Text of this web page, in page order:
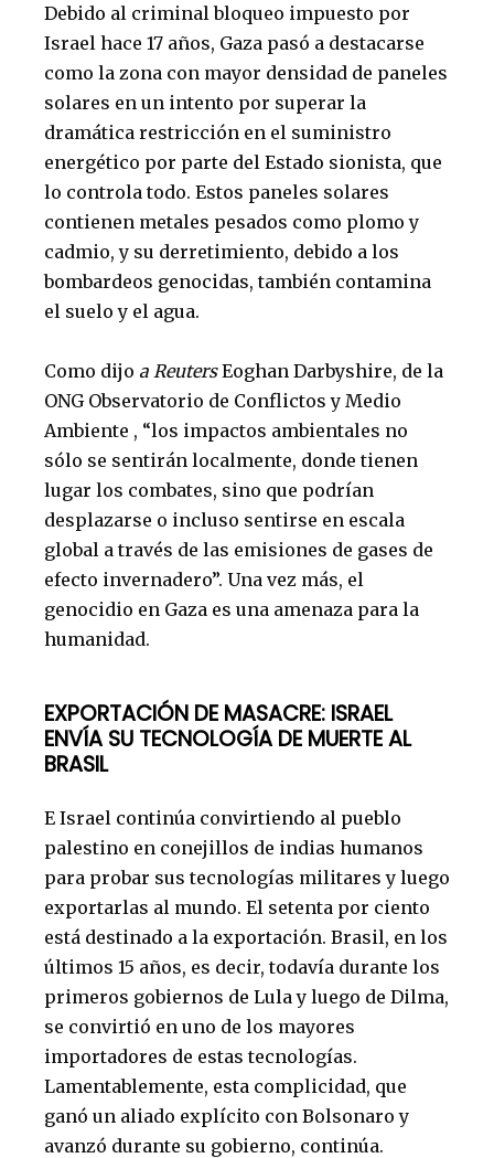
Debido al criminal bloqueo impuesto por
Israel hace 17 años, Gaza pasó a destacarse
como la zona con mayor densidad de paneles
solares en un intento por superar la
dramática restricción en el suministro
energético por parte del Estado sionista, que
lo controla todo. Estos paneles solares
contienen metales pesados ​​como plomo y
cadmio, y su derretimiento, debido a los
bombardeos genocidas, también contamina
el suelo y el agua.
Como dijo a ReutersEoghan Darbyshire, de la
ONG Observatorio de Conflictos y Medio
Ambiente , “los impactos ambientales no
sólo se sentirán localmente, donde tienen
lugar los combates, sino que podrían
desplazarse o incluso sentirse en escala
global a través de las emisiones de gases de
efecto invernadero”. Una vez más, el
genocidio en Gaza es una amenaza para la
humanidad.
EXPORTACIÓN DE MASACRE: ISRAEL
ENVÍA SU TECNOLOGÍA DE MUERTE AL
BRASIL
E Israel continúa convirtiendo al pueblo
palestino en conejillos de indias humanos
para probar sus tecnologías militares y luego
exportarlas al mundo. El setenta por ciento
está destinado a la exportación. Brasil, en los
últimos 15 años, es decir, todavía durante los
primeros gobiernos de Lula y luego de Dilma,
se convirtió en uno de los mayores
importadores de estas tecnologías.
Lamentablemente, esta complicidad, que
ganó un aliado explícito con Bolsonaro y
avanzó durante su gobierno, continúa.